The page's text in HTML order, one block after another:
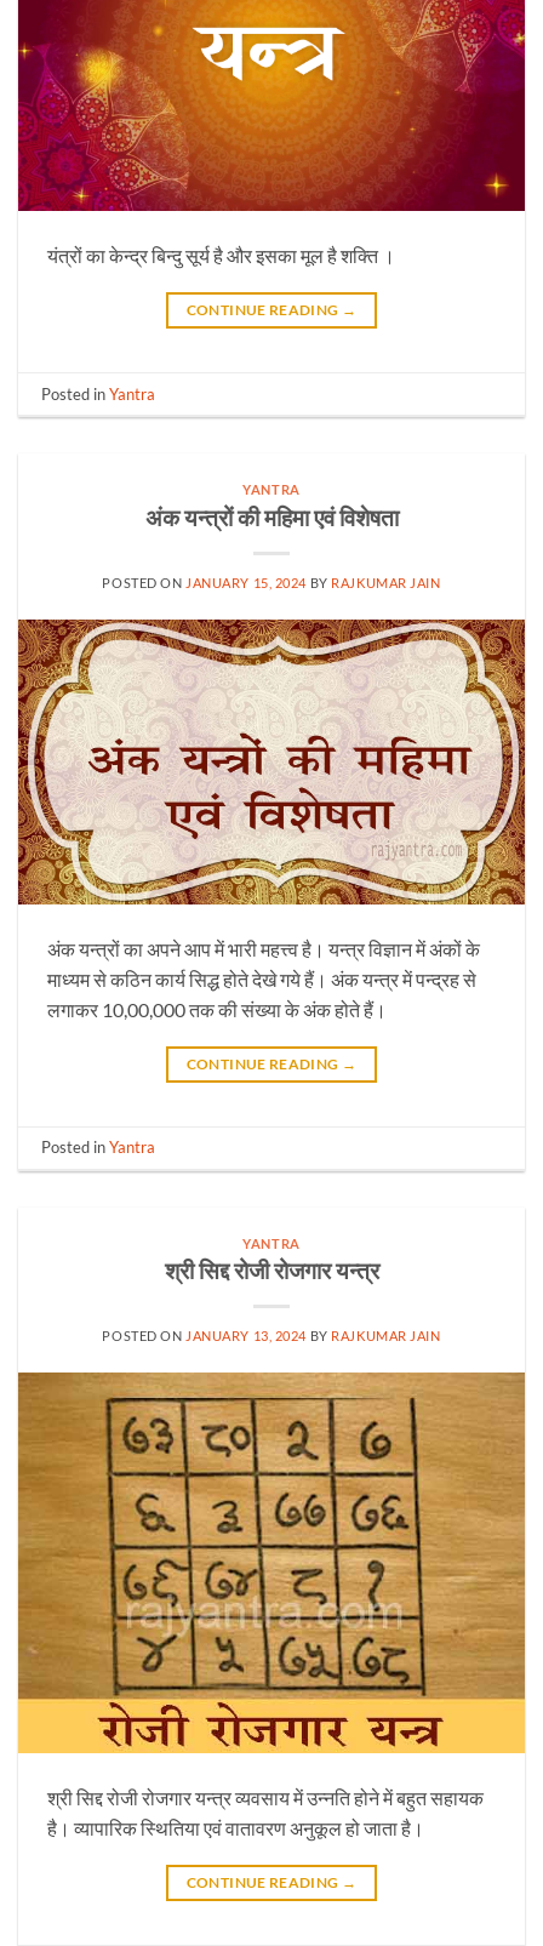
यंत्रों का केन्द्र बिन्दु सूर्य है और इसका मूल है शक्ति ।
CONTINUE READING →
Posted inYantra
YANTRA
अंक यन्त्रों की महिमा एवं विशेषता
POSTED ON JANUARY 15, 2024 BY RAJKUMAR JAIN
अंक यन्त्रों का अपने आप में भारी महत्त्व है। यन्त्र विज्ञान में अंकों के
माध्यम से कठिन कार्य सिद्ध होते देखे गये हैं। अंक यन्त्र में पन्द्रह से
लगाकर 10,00,000 तक की संख्या के अंक होते हैं।
CONTINUE READING →
Posted inYantra
YANTRA
श्री सिद्द रोजी रोजगार यन्त्र
POSTED ON JANUARY 13, 2024 BY RAJKUMAR JAIN
श्री सिद्द रोजी रोजगार यन्त्र व्यवसाय में उन्नति होने में बहुत सहायक
है। व्यापारिक स्थितिया एवं वातावरण अनुकूल हो जाता है।
CONTINUE READING →